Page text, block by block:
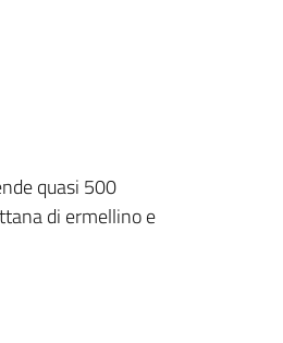
quasi 500
di ermellino e